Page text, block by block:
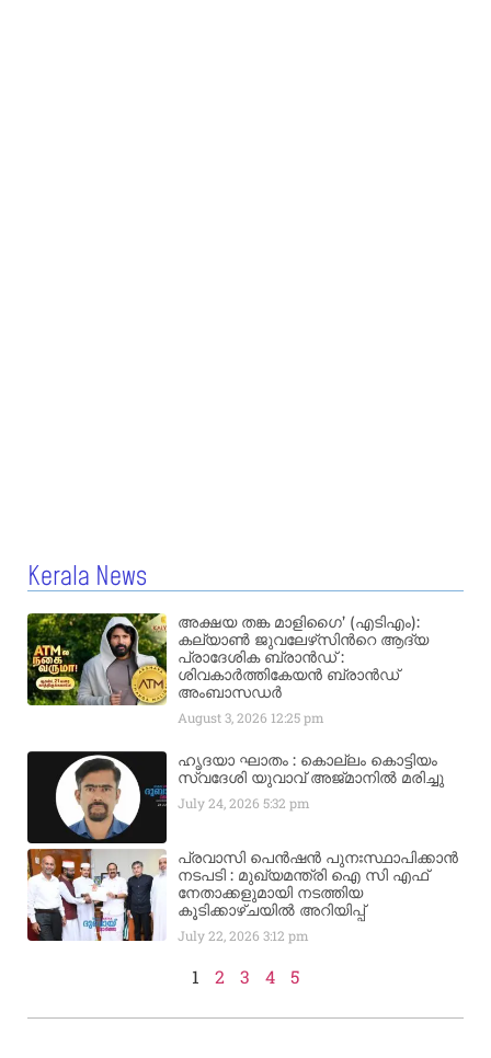
Kerala News
അക്ഷയ തങ്ക മാളിഗൈ’ (എടിഎം):
കല്യാണ്‍ ജുവലേഴ്‌സിന്‍റെ ആദ്യ
പ്രാദേശിക ബ്രാന്‍ഡ് :
ശിവകാര്‍ത്തികേയന്‍ ബ്രാന്‍ഡ്
അംബാസഡര്‍
August 3, 2026 12:25 pm
ഹൃദയാ ഘാതം : കൊല്ലം കൊട്ടിയം
സ്വദേശി യുവാവ് അജ്മാനിൽ മരിച്ചു
July 24, 20265:32 pm
പ്രവാസി പെൻഷൻ പുനഃസ്ഥാപിക്കാൻ
നടപടി : മുഖ്യമന്ത്രി ഐ സി എഫ്
നേതാക്കളുമായി നടത്തിയ
കൂടിക്കാഴ്ചയിൽ അറിയിപ്പ്
July 22, 20263:12 pm
1 2 3 4 5